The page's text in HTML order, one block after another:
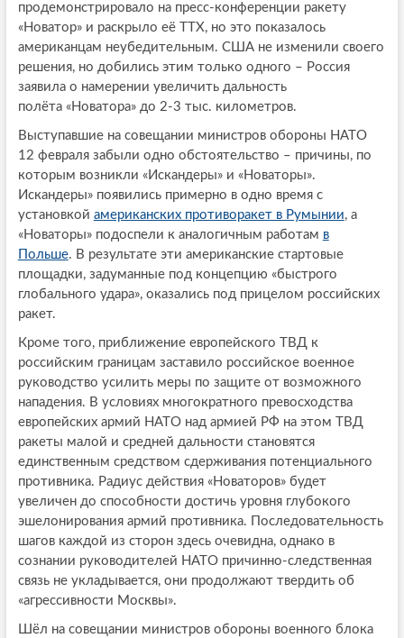
продемонстрировало на пресс-конференции ракету
«Новатор» и раскрыло её ТТХ, но это показалось
американцам неубедительным. США не изменили своего
решения, но добились этим только одного – Россия
заявила о намерении увеличить дальность
полёта «Новатора» до 2-3 тыс. километров.
Выступавшие на совещании министров обороны НАТО
12 февраля забыли одно обстоятельство – причины, по
которым возникли «Искандеры» и «Новаторы».
Искандеры» появились примерно в одно время с
установкой американских противоракет в Румынии, а
«Новаторы» подоспели к аналогичным работам в
Польше. В результате эти американские стартовые
площадки, задуманные под концепцию «быстрого
глобального удара», оказались под прицелом российских
ракет.
Кроме того, приближение европейского ТВД к
российским границам заставило российское военное
руководство усилить меры по защите от возможного
нападения. В условиях многократного превосходства
европейских армий НАТО над армией РФ на этом ТВД
ракеты малой и средней дальности становятся
единственным средством сдерживания потенциального
противника. Радиус действия «Новаторов» будет
увеличен до способности достичь уровня глубокого
эшелонирования армий противника. Последовательность
шагов каждой из сторон здесь очевидна, однако в
сознании руководителей НАТО причинно-следственная
связь не укладывается, они продолжают твердить об
«агрессивности Москвы».
Шёл на совещании министров обороны военного блока